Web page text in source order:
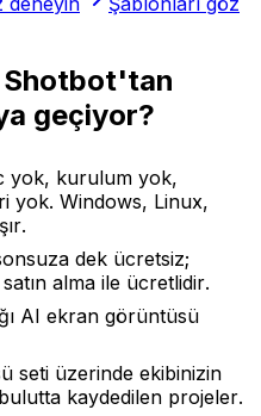
Shotbot'tan
geçiyor?
yok, kurulum yok,
yok. Windows, Linux,
dek ücretsiz;
alma ile ücretlidir.
AI ekran görüntüsü
seti üzerinde ekibinizin
kaydedilen projeler.